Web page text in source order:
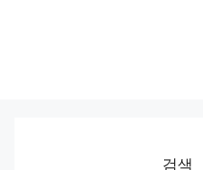
검색